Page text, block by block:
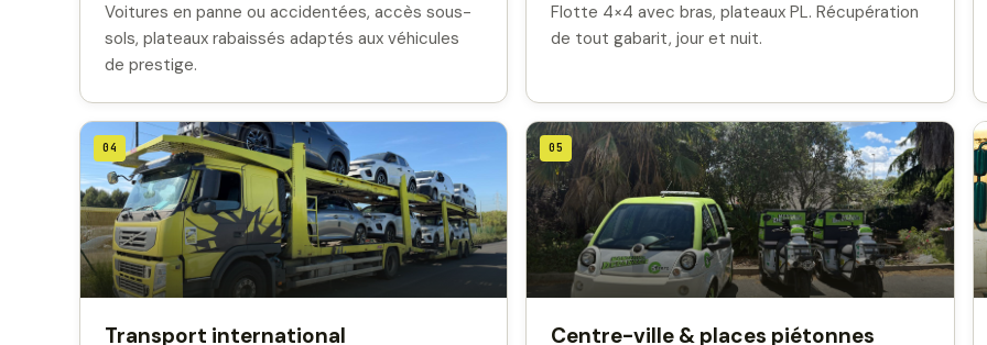
Voitures en panne ou accidentées, accès sous-
sols, plateaux rabaissés adaptés aux véhicules
de prestige.
Flotte 4×4 avec bras, plateaux PL. Récupération
de tout gabarit, jour et nuit.
04
Transport international
05
Centre-ville & places piétonnes